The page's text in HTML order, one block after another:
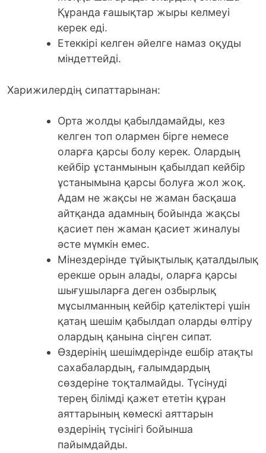
Құранда ғашықтар жыры келмеуі
керек еді.
Етеккірі келген әйелге намаз оқуды
міндеттейді.
Харижилердің сипаттарынан:
Орта жолды қабылдамайды, кез
келген топ олармен бірге немесе
оларға қарсы болу керек. Олардың
кейбір ұстанмынын қабылдап кейбір
ұстанымына қарсы болуға жол жоқ.
Адам не жақсы не жаман басқаша
айтқанда адамның бойында жақсы
қасиет пен жаман қасиет жиналуы
әсте мүмкін емес.
Мінездерінде тұйықтылық қаталдылық
ерекше орын алады, оларға қарсы
шығушыларға деген озбырлық
мұсылманның кейбір қателіктері үшін
қатаң шешім қабылдап оларды өлтіру
олардың қанына сіңген сипат.
Өздерінің шешімдерінде ешбір атақты
сахабалардың, ғалымдардың
сөздеріне тоқталмайды. Түсінуді
терең білімді қажет ететін құран
аяттарының көмескі аяттарын
өздерінің түсінігі бойынша
пайымдайды.